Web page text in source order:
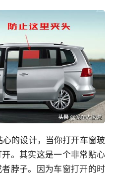
的设计，当你打开车窗玻
。其实这是一个非常贴心
脖子。因为车窗打开的时